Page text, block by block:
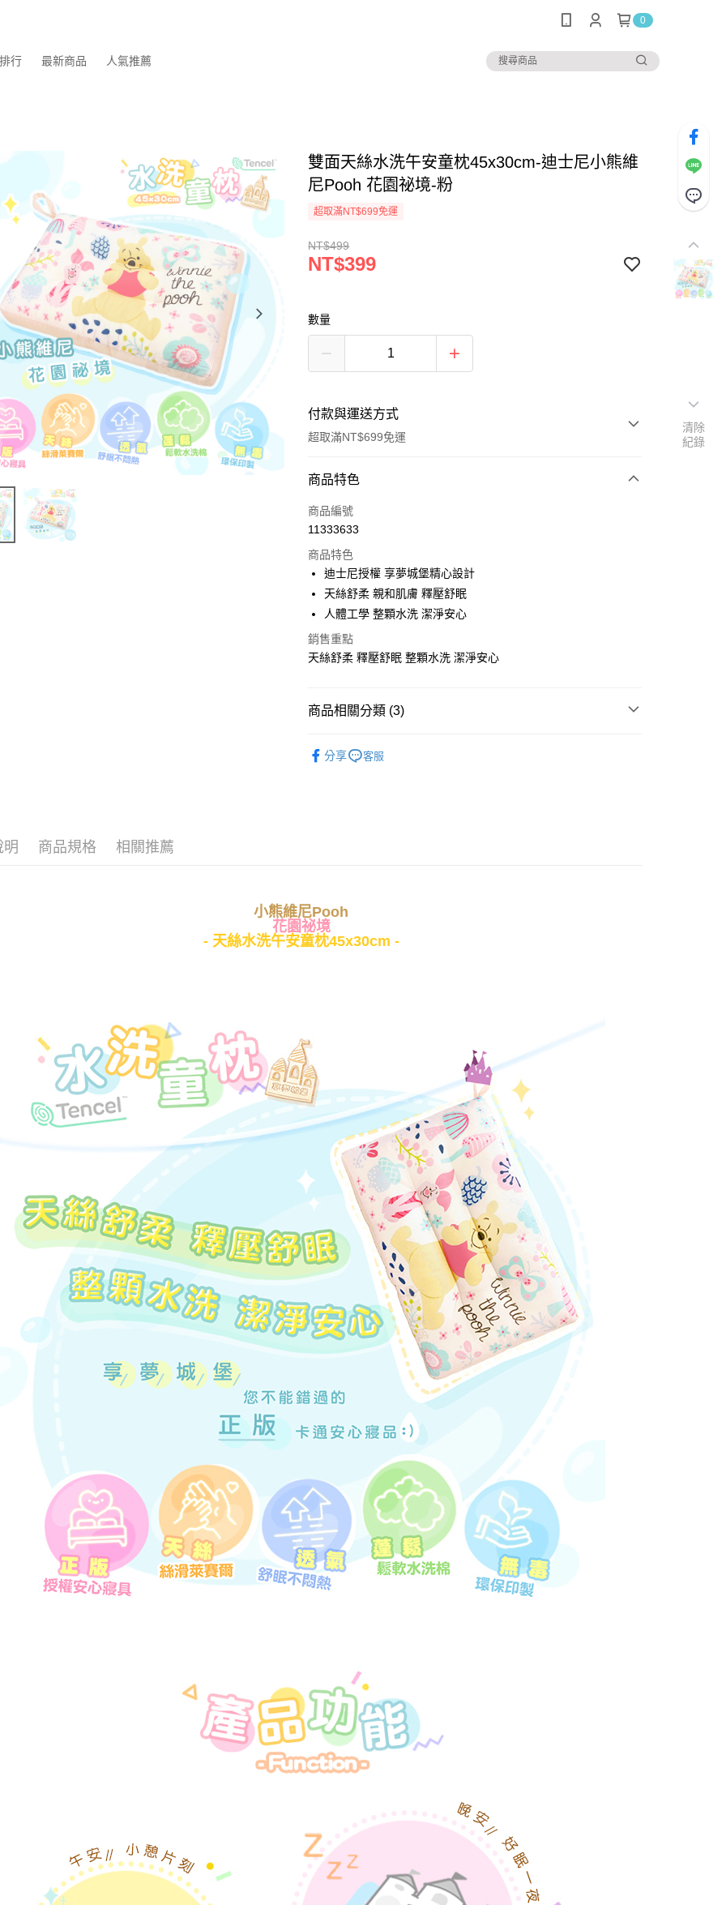
0
行 最新商品 人氣推薦
雙面天絲水洗午安童枕45x30cm-迪士尼小熊維
尼Pooh 花園祕境-粉
超取滿NT$699免運
NT$499
NT$399
數量
付款與運送方式
超取滿NT$699免運
付款方式
信用卡一次付款
LINE Pay
Apple Pay
悠遊付
ATM付款
宅配
每筆NT$80，滿NT$699(含以上)免運費
商品特色
商品編號
11333633
商品特色
迪士尼授權 享夢城堡精心設計
天絲舒柔 親和肌膚 釋壓舒眠
人體工學 整顆水洗 潔淨安心
銷售重點
天絲舒柔 釋壓舒眠 整顆水洗 潔淨安心
商品相關分類 (3)
分享 客服
明 商品規格 相關推薦
小熊維尼Pooh
花園祕境
- 天絲水洗午安童枕45x30cm -
清除
紀錄